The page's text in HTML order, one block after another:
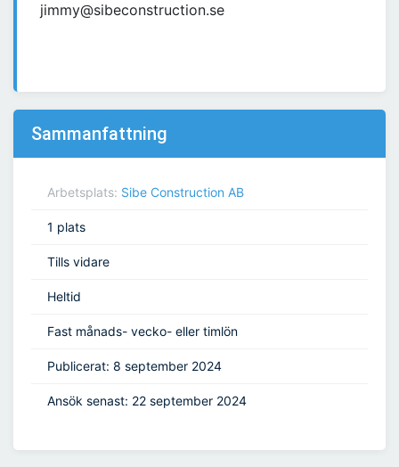
jimmy@sibeconstruction.se
Sammanfattning
Arbetsplats: Sibe Construction AB
1 plats
Tills vidare
Heltid
Fast månads- vecko- eller timlön
Publicerat: 8 september 2024
Ansök senast: 22 september 2024